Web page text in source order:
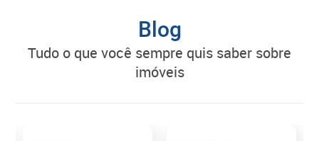
Blog
tudo o que você sempre quis saber sobre
imóveis